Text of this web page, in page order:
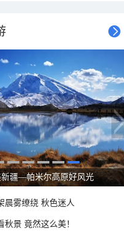
新疆—帕米尔高原好风光
晨雾缭绕 秋色迷人
秋景 竟然这么美！